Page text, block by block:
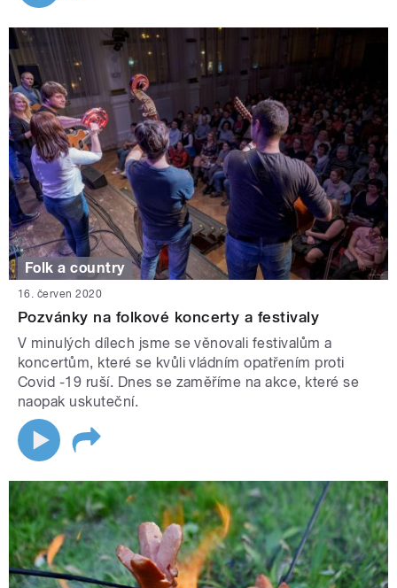
Folk a country
16. červen 2020
Pozvánky na folkové koncerty a festivaly
V minulých dílech jsme se věnovali festivalům a
koncertům, které se kvůli vládním opatřením proti
Covid -19 ruší. Dnes se zaměříme na akce, které se
naopak uskuteční.